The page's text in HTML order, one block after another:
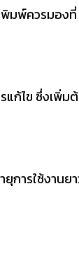
มพ์ควรมองที่
แก้ไข ซึ่งเพิ่ม
การใช้งานย